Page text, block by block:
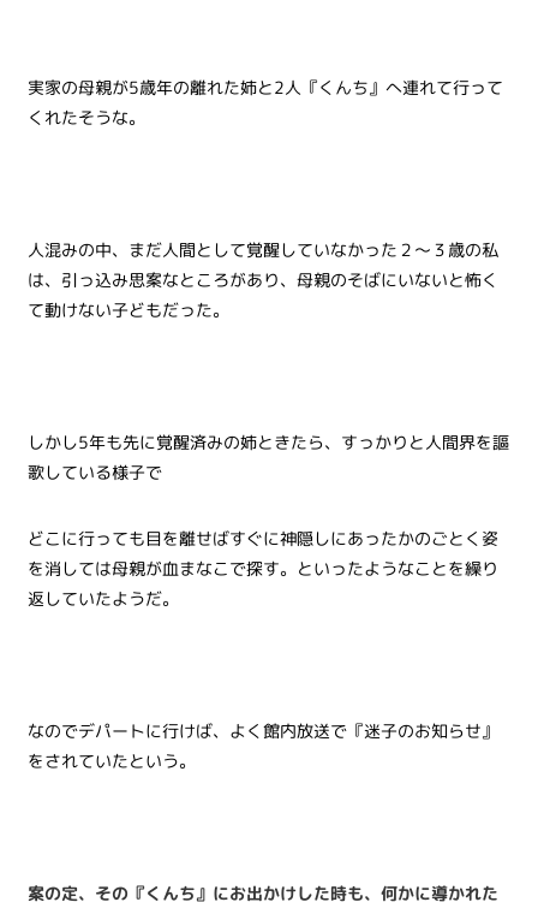
実家の母親が5歳年の離れた姉と2人『くんち』へ連れて行って
くれたそうな。
人混みの中、まだ人間として覚醒していなかった２～３歳の私
は、引っ込み思案なところがあり、母親のそばにいないと怖く
て動けない子どもだった。
しかし5年も先に覚醒済みの姉ときたら、すっかりと人間界を謳
歌している様子で
どこに行っても目を離せばすぐに神隠しにあったかのごとく姿
を消しては母親が血まなこで探す。といったようなことを繰り
返していたようだ。
なのでデパートに行けば、よく館内放送で『迷子のお知らせ』
をされていたという。
案の定、その『くんち』にお出かけした時も、何かに導かれた